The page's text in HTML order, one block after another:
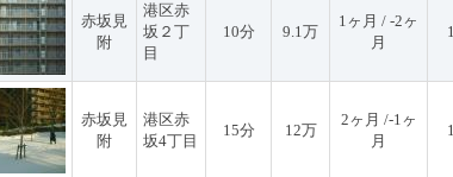
赤坂見
附
港区赤
坂２丁
目
10分 9.1万
1ヶ月 / -2ヶ
月
赤坂見
附
港区赤
坂4丁目
15分 12万
2ヶ月 /-1ヶ
月